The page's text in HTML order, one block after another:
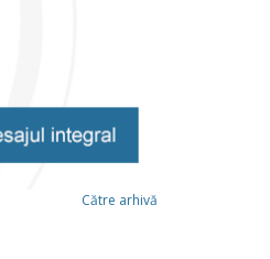
Către arhivă